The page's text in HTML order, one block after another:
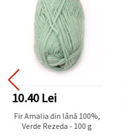
10.40 Lei
Fir Amalia din lână 100%,
Verde Rezeda - 100 g